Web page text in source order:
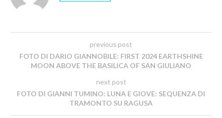
previous post
FOTO DI DARIO GIANNOBILE: FIRST 2024 EARTHSHINE
MOON ABOVE THE BASILICA OF SAN GIULIANO
next post
FOTO DI GIANNI TUMINO: LUNA E GIOVE: SEQUENZA DI
TRAMONTO SU RAGUSA